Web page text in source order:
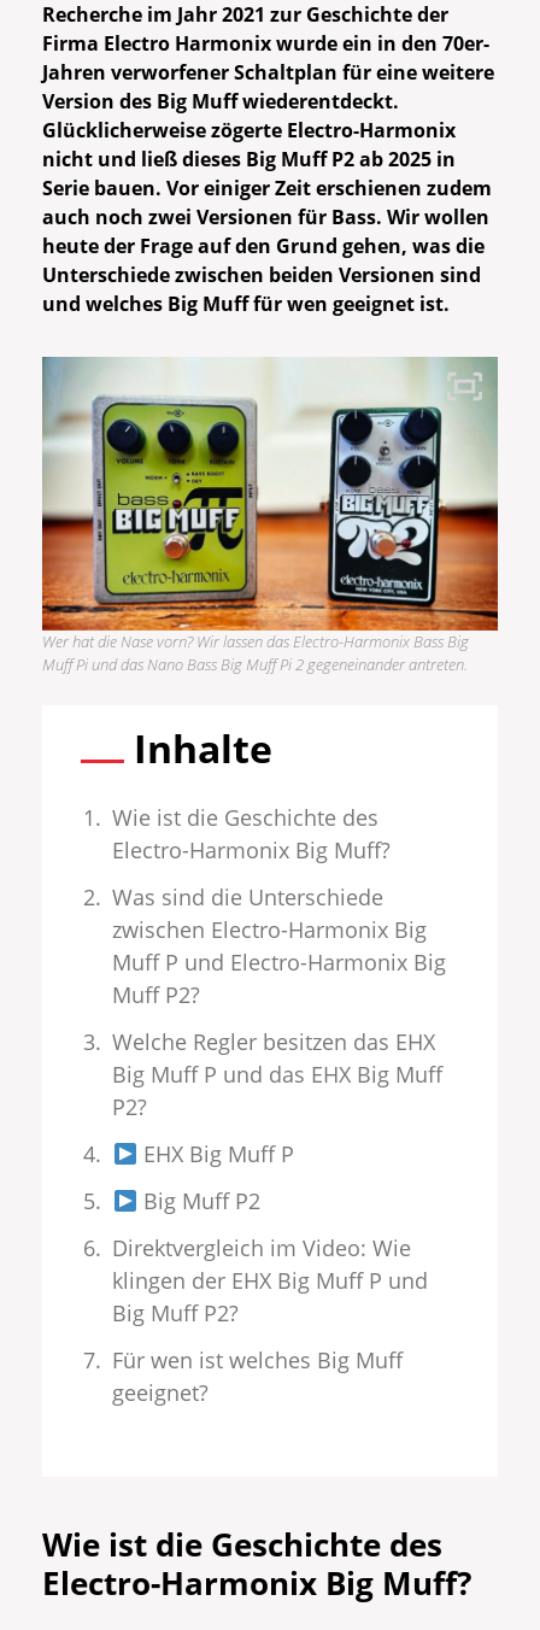
Recherche im Jahr 2021 zur Geschichte der
Firma Electro Harmonix wurde ein in den 70er-
Jahren verworfener Schaltplan für eine weitere
Version des Big Muff wiederentdeckt.
Glücklicherweise zögerte Electro-Harmonix
nicht und ließ dieses Big Muff P2 ab 2025 in
Serie bauen. Vor einiger Zeit erschienen zudem
auch noch zwei Versionen für Bass. Wir wollen
heute der Frage auf den Grund gehen, was die
Unterschiede zwischen beiden Versionen sind
und welches Big Muff für wen geeignet ist.
Wer hat die Nase vorn? Wir lassen das Electro-Harmonix Bass Big
Muff Pi und das Nano Bass Big Muff Pi 2 gegeneinander antreten.
Inhalte
Wie ist die Geschichte des
Electro-Harmonix Big Muff?
Was sind die Unterschiede
zwischen Electro-Harmonix Big
Muff P und Electro-Harmonix Big
Muff P2?
Welche Regler besitzen das EHX
Big Muff P und das EHX Big Muff
P2?
EHX Big Muff P
Big Muff P2
Direktvergleich im Video: Wie
klingen der EHX Big Muff P und
Big Muff P2?
Für wen ist welches Big Muff
geeignet?
Wie ist die Geschichte des
Electro-Harmonix Big Muff?